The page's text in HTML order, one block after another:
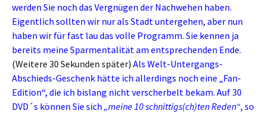
werden Sie noch das Vergnügen der Nachwehen haben.
Eigentlich sollten wir nur als Stadt untergehen, aber nun
haben wir für fast lau das volle Programm. Sie kennen ja
bereits meine Sparmentalität am entsprechenden Ende.
(Weitere 30 Sekunden später) Als Welt-Untergangs-
Abschieds-Geschenk hätte ich allerdings noch eine „Fan-
Edition“, die ich bislang nicht verscherbelt bekam. Auf 30
DVD´s können Sie sich „meine 10 schnittigs(ch)ten Reden“, so